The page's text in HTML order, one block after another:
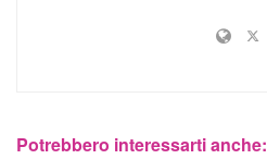
Potrebbero interessarti anche: